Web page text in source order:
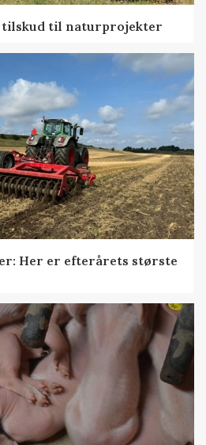
tilskud til naturprojekter
Her er efterårets største